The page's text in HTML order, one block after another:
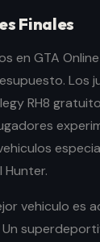
Finales
en GTA
Los
RH8
Hunter.
vehiculo es